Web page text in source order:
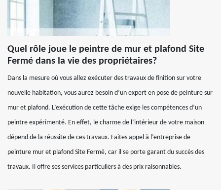
Quel rôle joue le peintre de mur et plafond Site
Fermé dans la vie des propriétaires?
Dans la mesure où vous allez exécuter des travaux de finition sur votre
nouvelle habitation, vous aurez besoin d’un expert en pose de peinture sur
mur et plafond. L’exécution de cette tâche exige les compétences d’un
peintre expérimenté. En effet, le charme de l’intérieur de votre maison
dépend de la réussite de ces travaux. Faites appel à l’entreprise de
peinture mur et plafond Site Fermé, car il se porte garant du succès des
travaux. Il offre ses services particuliers à des prix raisonnables.